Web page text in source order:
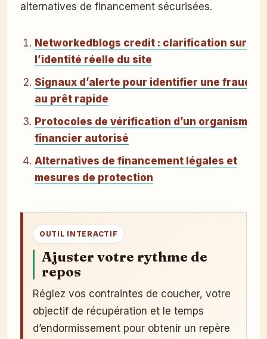
alternatives de financement sécurisées.
Networkedblogs credit : clarification sur
l’identité réelle du site
Signaux d’alerte pour identifier une fraude
au prêt rapide
Protocoles de vérification d’un organisme
financier autorisé
Alternatives de financement légales et
mesures de protection
OUTIL INTERACTIF
Ajuster votre rythme de
repos
Réglez vos contraintes de coucher, votre
objectif de récupération et le temps
d’endormissement pour obtenir un repère